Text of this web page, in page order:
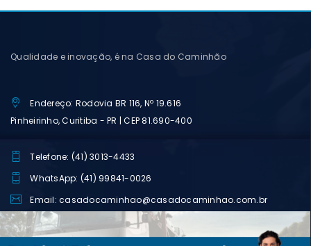
Qualidade e inovação, é na Casa do Caminhão
Endereço: Rodovia BR 116, Nº 19.616
Pinheirinho, Curitiba - PR | CEP 81.690-400
Telefone: (41) 3013-4433
WhatsApp: (41) 99841-0026
Email: casadocaminhao@casadocaminhao.com.br